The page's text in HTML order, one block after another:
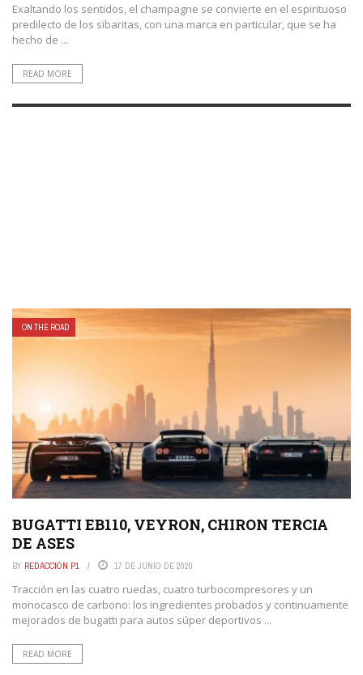
Exaltando los sentidos, el champagne se convierte en el espirituoso
predilecto de los sibaritas, con una marca en particular, que se ha
hecho de ...
READ MORE
ON THE ROAD
BUGATTI EB110, VEYRON, CHIRON TERCIA
DE ASES
BY REDACCIÓN P1 17 DE JUNIO DE 2020
Tracción en las cuatro ruedas, cuatro turbocompresores y un
monocasco de carbono: los ingredientes probados y continuamente
mejorados de bugatti para autos súper deportivos ...
READ MORE